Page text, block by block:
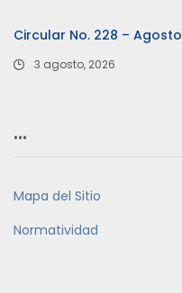
Circular No. 228 –
3 agosto, 2026
…
Mapa del Sitio
Normatividad